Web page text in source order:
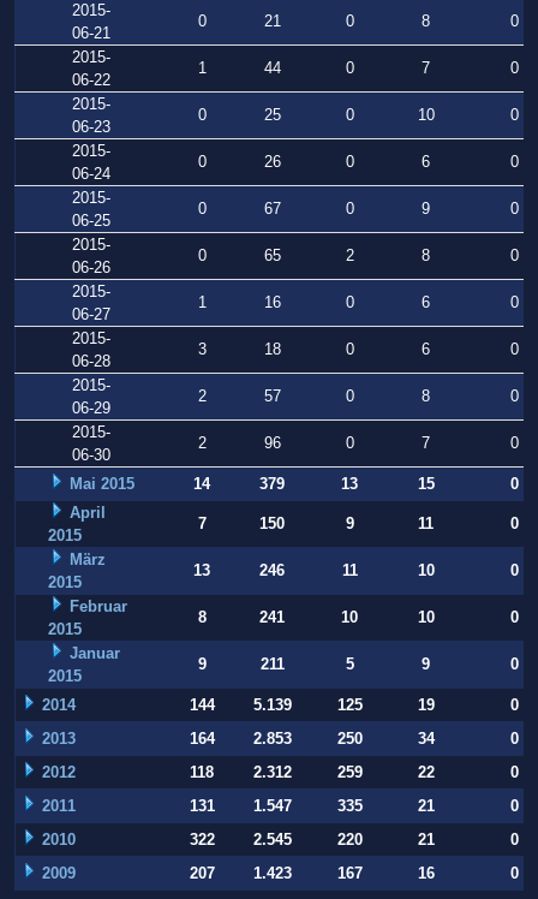
2015-
06-21
0 21 0 8
0
2015-
06-22
1 44 0 7
0
2015-
06-23
0 25 0 10
0
2015-
06-24
0 26 0 6
0
2015-
06-25
0 67 0 9
0
2015-
06-26
0 65 2 8
0
2015-
06-27
1 16 0 6
0
2015-
06-28
3 18 0 6
0
2015-
06-29
2 57 0 8
0
2015-
06-30
2 96 0 7 0
Mai 2015 14 379 13 15
0
April
2015
7 150 9 11
0
März
2015
13 246 11 10
0
Februar
2015
8 241 10 10
0
Januar
2015
9 211 5 9 0
2014 144 5.139 125 19
0
2013
164 2.853 250 34
0
2012
118 2.312 259 22
0
2011
131 1.547 335 21
0
2010
322 2.545 220 21
0
2009
207 1.423 167 16 0